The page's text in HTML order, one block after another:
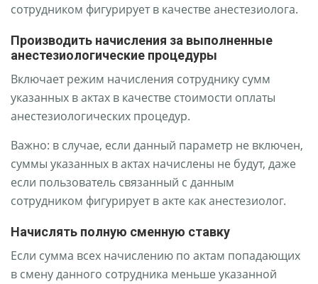
сотрудником фигурирует в качестве анестезиолога.
Производить начисления за выполненные
анестезиологические процедуры
Включает режим начисления сотруднику сумм
указанных в актах в качестве стоимости оплаты
анестезиологических процедур.
Важно: в случае, если данный параметр не включен,
суммы указанных в актах начислены не будут, даже
если пользователь связанный с данным
сотрудником фигурирует в акте как анестезиолог.
Начислять полную сменную ставку
Если сумма всех начислению по актам попадающих
в смену данного сотрудника меньше указанной